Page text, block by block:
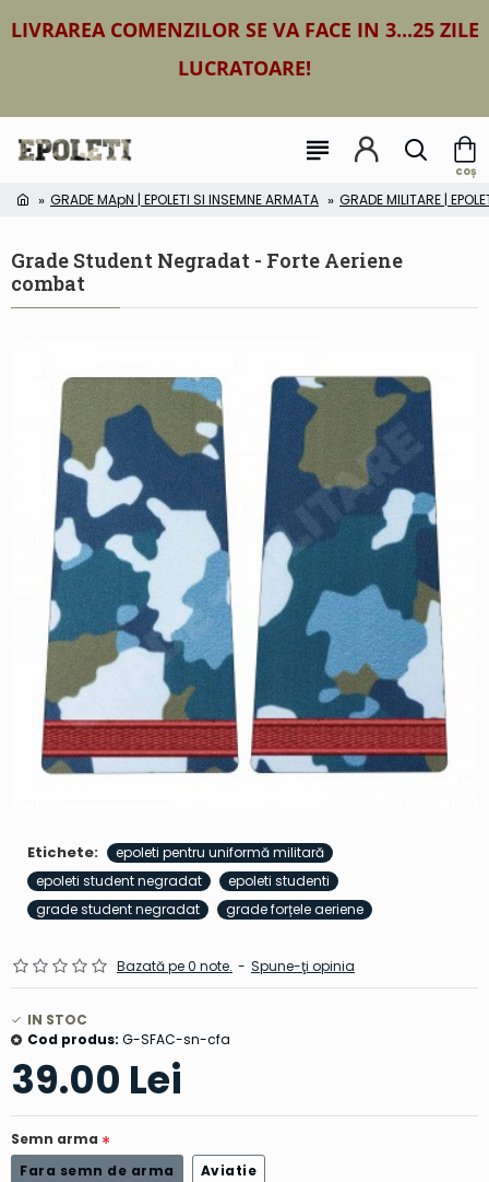
LIVRAREA COMENZILOR SE VA FACE IN 3...25 ZILE
LUCRATOARE!
GRADE MApN | EPOLETI SI INSEMNE ARMATA GRADE MILITARE |
Grade Student Negradat - Forte Aeriene
combat
Etichete:
epoleti pentru uniformă militară
epoleti student negradat
epoleti studenti
grade student negradat
grade forțele aeriene
Bazată pe 0 note. - Spune-ţi opinia
39.00 Lei
IN STOC
Cod produs: G-SFAC-sn-cfa
Semn arma
Fara semn de arma
Aviatie